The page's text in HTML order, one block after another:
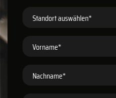
Standort auswählen*
Vorname*
Nachname*